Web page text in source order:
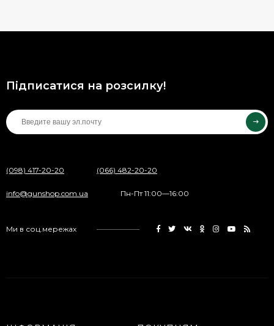
Підписатися на розсилку!
(098) 417-20-20 (066) 482-20-20
info@gunshop.com.ua Пн-Пт 11:00—16:00
Ми в соц.мережах